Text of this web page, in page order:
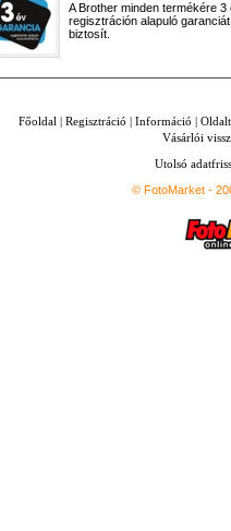
A Brother minden termékére 3
regisztráción alapuló garanciát
biztosít.
Főoldal | Regisztráció | Információ |
Vásárlói
Utolsó
© FotoMarket -